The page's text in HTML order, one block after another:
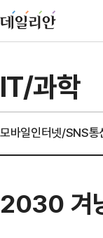
IT/과학
모바일인터넷/SNS통
2030 겨